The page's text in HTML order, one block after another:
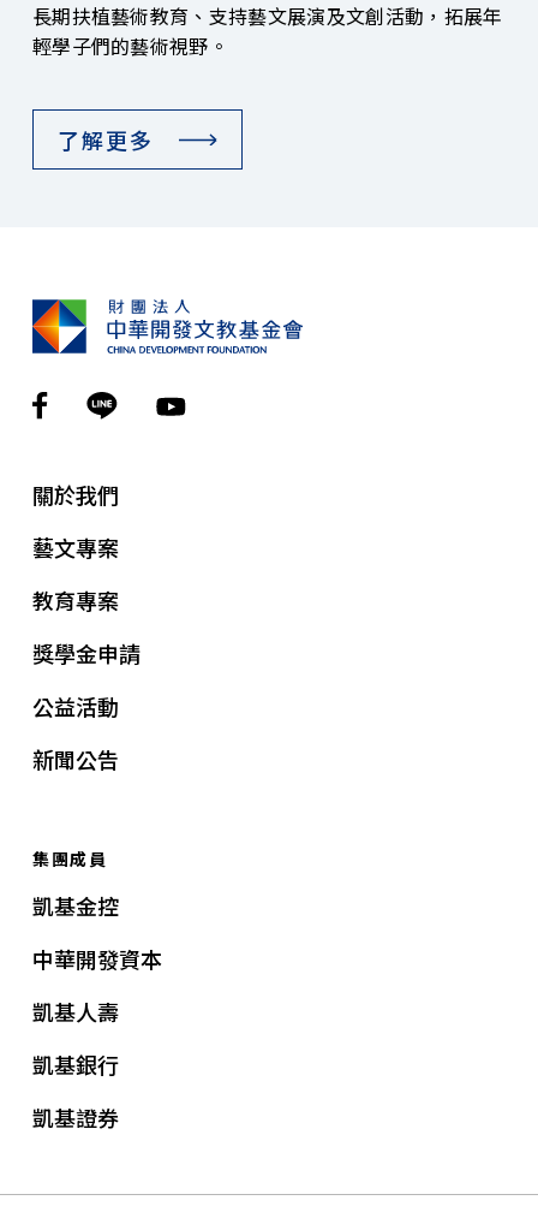
長期扶植藝術教育、支持藝文展演及文創活動，拓展年
輕學子們的藝術視野。
了解更多
關於我們
藝文專案
教育專案
獎學金申請
公益活動
新聞公告
集團成員
凱基金控
中華開發資本
凱基人壽
凱基銀行
凱基證券